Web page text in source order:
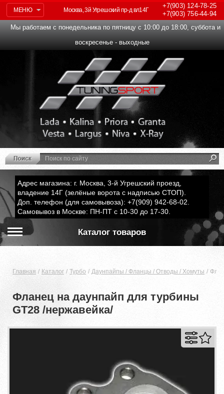
МЕНЮ
+7(903)124-78-25
+7(903)756-44-94
Москва, 3й Угрешский пр-д вл14Г
Мы работаем с понедельника по пятницу с 10:00 до 18:00, суббота и
воскресенье - выходные
Адрес магазина: г. Москва, 3-й Угрешский проезд,
владение 14Г (зелёные ворота с надписью СТОП).
Доп. телефон (для самовывоза): +7(909) 942-68-02.
Самовывоз в Москве: ПН-ПТ с 10-30 до 17-30.
Каталог товаров
Главная Каталог Турбо Даунпайпы / Фланцы / Отводы / Хомуты
Фланец на даунпайп для турбины
GT28 /нержавейка/